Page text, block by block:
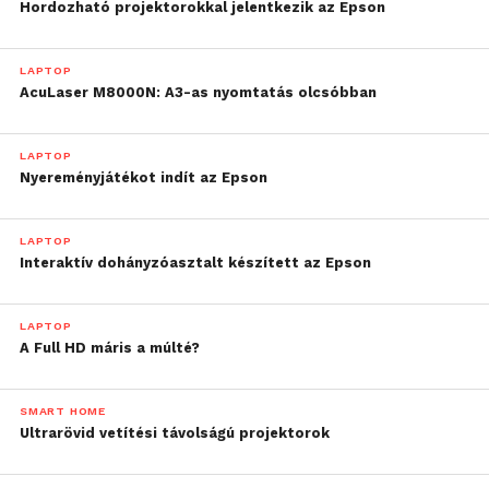
Hordozható projektorokkal jelentkezik az Epson
LAPTOP
AcuLaser M8000N: A3-as nyomtatás olcsóbban
LAPTOP
Nyereményjátékot indít az Epson
LAPTOP
Interaktív dohányzóasztalt készített az Epson
LAPTOP
A Full HD máris a múlté?
SMART HOME
Ultrarövid vetítési távolságú projektorok